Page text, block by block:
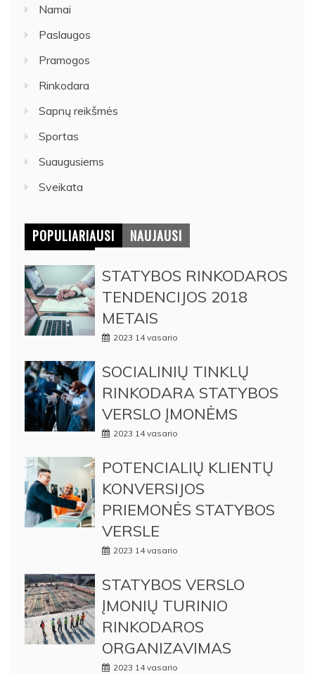
Namai
Paslaugos
Pramogos
Rinkodara
Sapnų reikšmės
Sportas
Suaugusiems
Sveikata
POPULIARIAUSI NAUJAUSI
STATYBOS RINKODAROS
TENDENCIJOS 2018
METAIS
2023 14 vasario
SOCIALINIŲ TINKLŲ
RINKODARA STATYBOS
VERSLO ĮMONĖMS
2023 14 vasario
POTENCIALIŲ KLIENTŲ
KONVERSIJOS
PRIEMONĖS STATYBOS
VERSLE
2023 14 vasario
STATYBOS VERSLO
ĮMONIŲ TURINIO
RINKODAROS
ORGANIZAVIMAS
2023 14 vasario